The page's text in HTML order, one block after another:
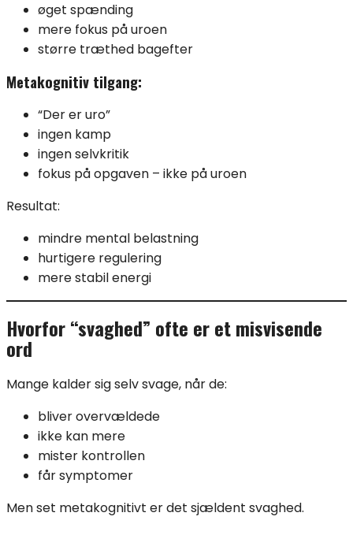
øget spænding
mere fokus på uroen
større træthed bagefter
Metakognitiv tilgang:
“Der er uro”
ingen kamp
ingen selvkritik
fokus på opgaven – ikke på uroen
Resultat:
mindre mental belastning
hurtigere regulering
mere stabil energi
Hvorfor “svaghed” ofte er et misvisende
ord
Mange kalder sig selv svage, når de:
bliver overvældede
ikke kan mere
mister kontrollen
får symptomer
Men set metakognitivt er det sjældent svaghed.